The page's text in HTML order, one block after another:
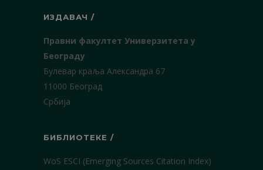
ИЗДАВАЧ /
Правни факултет Универзитета у
Београду
Булевар краља Александра 67
11000 Београд
Србија
БИБЛИОТЕКЕ /
WoS ESCI (Emerging Sources Citation Index)